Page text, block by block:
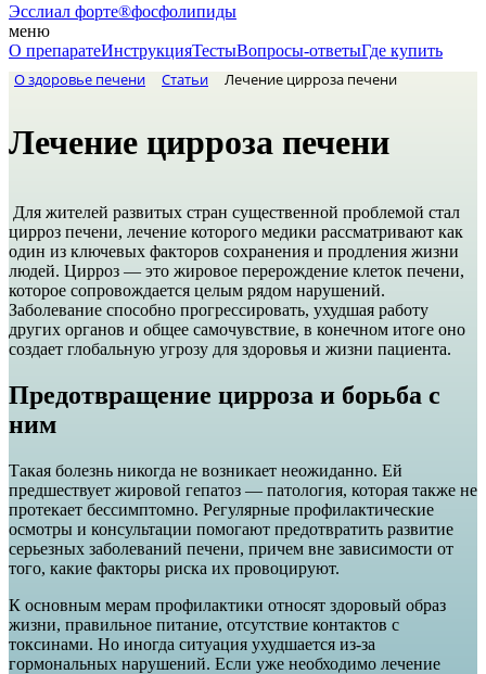
Эсслиал форте®фосфолипиды
меню
О препаратеИнструкцияТестыВопросы-ответыГде купить
О здоровье печени Статьи Лечение цирроза печени
Лечение цирроза печени
Для жителей развитых стран существенной проблемой стал
цирроз печени, лечение которого медики рассматривают как
один из ключевых факторов сохранения и продления жизни
людей. Цирроз — это жировое перерождение клеток печени,
которое сопровождается целым рядом нарушений.
Заболевание способно прогрессировать, ухудшая работу
других органов и общее самочувствие, в конечном итоге оно
создает глобальную угрозу для здоровья и жизни пациента.
Предотвращение цирроза и борьба с
ним
Такая болезнь никогда не возникает неожиданно. Ей
предшествует жировой гепатоз — патология, которая также не
протекает бессимптомно. Регулярные профилактические
осмотры и консультации помогают предотвратить развитие
серьезных заболеваний печени, причем вне зависимости от
того, какие факторы риска их провоцируют.
К основным мерам профилактики относят здоровый образ
жизни, правильное питание, отсутствие контактов с
токсинами. Но иногда ситуация ухудшается из-за
гормональных нарушений. Если уже необходимо лечение